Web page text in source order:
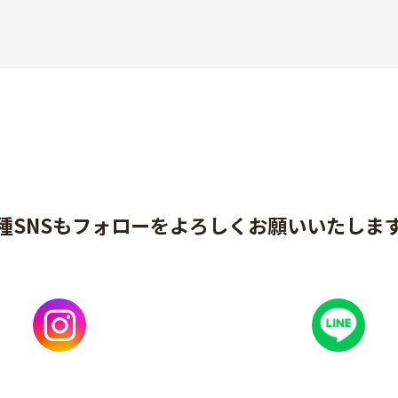
SNSもフォローをよろしくお願いいたしま